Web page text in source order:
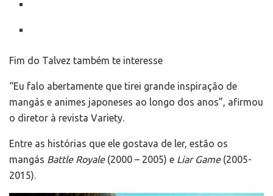
Fim do Talvez também te interesse
“Eu falo abertamente que tirei grande inspiração de
mangás e animes japoneses ao longo dos anos”, afirmou
o diretor à revista Variety.
Entre as histórias que ele gostava de ler, estão os
mangás Battle Royale(2000 – 2005) e Liar Game(2005-
2015).